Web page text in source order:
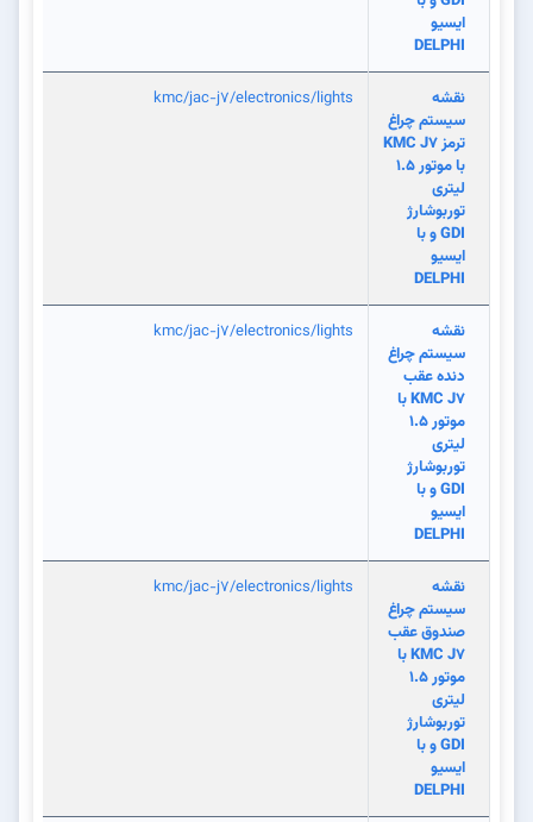
ایسیو
DELPHI
نقشه
سیستم چراغ
ترمز KMC J7
با موتور 1.5
لیتری
توربوشارژ
GDI و با
ایسیو
DELPHI
kmc/jac-j7/electronics/lights
نقشه
سیستم چراغ
دنده عقب
KMC J7 با
موتور 1.5
لیتری
توربوشارژ
GDI و با
ایسیو
DELPHI
kmc/jac-j7/electronics/lights
نقشه
سیستم چراغ
صندوق عقب
KMC J7 با
موتور 1.5
لیتری
توربوشارژ
GDI و با
ایسیو
DELPHI
kmc/jac-j7/electronics/lights